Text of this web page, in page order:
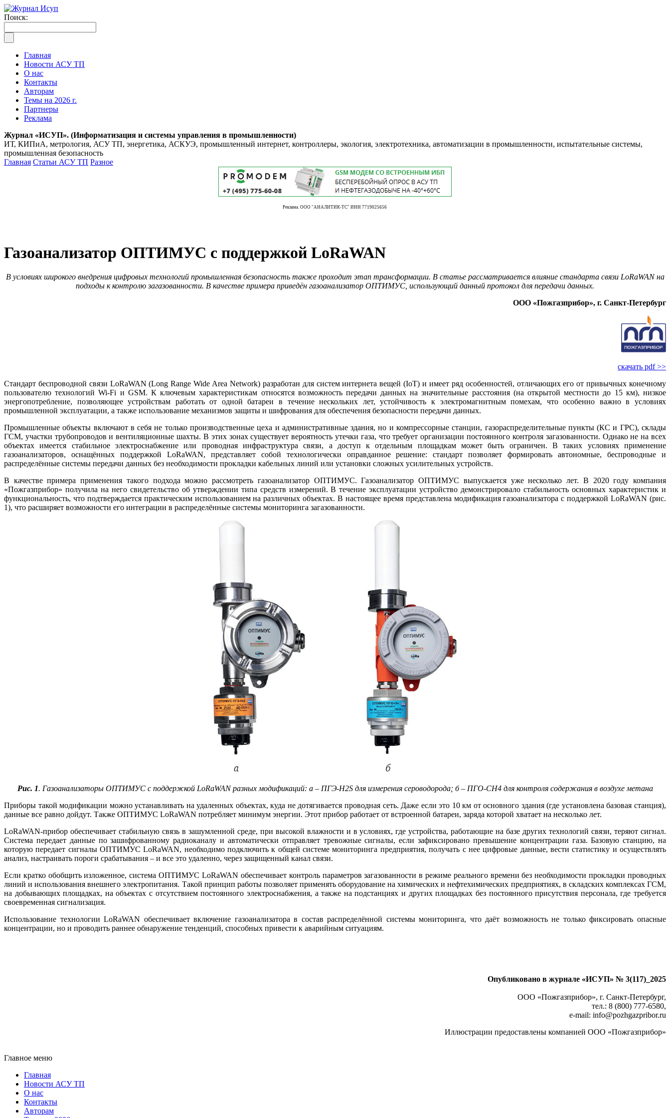
Поиск:
Главная
Новости АСУ ТП
О нас
Контакты
Авторам
Темы на 2026 г.
Партнеры
Реклама
Журнал «ИСУП». (Информатизация и системы управления в промышленности)
ИТ, КИПиА, метрология, АСУ ТП, энергетика, АСКУЭ, промышленный интернет, контроллеры, экология, электротехника, автоматизации в промышленности, испытательные системы,
промышленная безопасность
Главная Статьи АСУ ТП Разное
Реклама. ООО "АНАЛИТИК-ТС" ИНН 7719025656
Газоанализатор ОПТИМУС с поддержкой LoRaWAN
В условиях широкого внедрения цифровых технологий промышленная безопасность также проходит этап трансформации. В статье рассматривается влияние стандарта связи LoRaWAN на
подходы к контролю загазованности. В качестве примера приведён газоанализатор ОПТИМУС, использующий данный протокол для передачи данных.
ООО «Пожгазприбор», г. Санкт-Петербург
скачать pdf >>
Стандарт беспроводной связи LoRaWAN (Long Range Wide Area Network) разработан для систем интернета вещей (IoT) и имеет ряд особенностей, отличающих его от привычных конечному
пользователю технологий Wi-Fi и GSM. К ключевым характеристикам относятся возможность передачи данных на значительные расстояния (на открытой местности до 15 км), низкое
энергопотребление, позволяющее устройствам работать от одной батареи в течение нескольких лет, устойчивость к электромагнитным помехам, что особенно важно в условиях
промышленной эксплуатации, а также использование механизмов защиты и шифрования для обеспечения безопасности передачи данных.
Промышленные объекты включают в себя не только производственные цеха и административные здания, но и компрессорные станции, газораспределительные пункты (КС и ГРС), склады
ГСМ, участки трубопроводов и вентиляционные шахты. В этих зонах существует вероятность утечки газа, что требует организации постоянного контроля загазованности. Однако не на всех
объектах имеется стабильное электроснабжение или проводная инфраструктура связи, а доступ к отдельным площадкам может быть ограничен. В таких условиях применение
газоанализаторов, оснащённых поддержкой LoRaWAN, представляет собой технологически оправданное решение: стандарт позволяет формировать автономные, беспроводные и
распределённые системы передачи данных без необходимости прокладки кабельных линий или установки сложных усилительных устройств.
В качестве примера применения такого подхода можно рассмотреть газоанализатор ОПТИМУС. Газоанализатор ОПТИМУС выпускается уже несколько лет. В 2020 году компания
«Пожгазприбор» получила на него свидетельство об утверждении типа средств измерений. В течение эксплуатации устройство демонстрировало стабильность основных характеристик и
функциональность, что подтверждается практическим использованием на различных объектах. В настоящее время представлена модификация газоанализатора с поддержкой LoRaWAN (рис.
1), что расширяет возможности его интеграции в распределённые системы мониторинга загазованности.
Рис. 1. Газоанализаторы ОПТИМУС с поддержкой LoRaWAN разных модификаций: а – ПГЭ-H2S для измерения сероводорода; б – ПГО-CH4 для контроля содержания в воздухе метана
Приборы такой модификации можно устанавливать на удаленных объектах, ку­да не дотягивается проводная сеть. Да­же если это 10 км от основного здания (где установлена базовая станция),
данные все равно дойдут. Также ОПТИМУС LoRaWAN потребляет минимум энергии. Этот прибор работает от встроенной батареи, заряда которой хватает на несколько лет.
LoRaWAN-прибор обеспечивает стабильную связь в зашумленной среде, при высокой влажности и в условиях, где устройства, работающие на базе других технологий связи, теряют сигнал.
Система передает данные по зашифрованному радиоканалу и автоматически отправляет тревожные сигналы, если зафиксировано превышение концентрации газа. Базовую станцию, на
которую передает сигналы ОПТИМУС LoRa­WAN, необходимо подключить к общей системе мониторинга предприятия, получать с нее цифровые данные, вести статистику и осуществлять
анализ, настраивать пороги срабатывания – и все это удаленно, через защищенный канал связи.
Если кратко обобщить изложенное, система ОПТИМУС LoRaWAN обеспечивает контроль параметров загазованности в режиме реального времени без необходимости прокладки проводных
линий и использования внешнего электропитания. Такой принцип работы позволяет применять оборудование на химических и нефтехимических предприятиях, в складских комплексах ГСМ,
на добывающих площадках, на объектах с отсутствием постоянного электроснабжения, а также на подстанциях и других площадках без постоянного присутствия персонала, где требуется
своевременная сигнализация.
Использование технологии LoRaWAN обеспечивает включение газоанализатора в состав распределённой системы мониторинга, что даёт возможность не только фиксировать опасные
концентрации, но и проводить раннее обнаружение тенденций, способных привести к аварийным ситуациям.
Опубликовано в журнале «ИСУП» № 3(117)_2025
ООО «Пожгазприбор», г. Санкт-Петербург,
тел.: 8 (800) 777‑6580,
e‑mail: info@pozhgazpribor.ru
Иллюстрации предоставлены компанией ООО «Пожгазприбор»
Главное меню
Главная
Новости АСУ ТП
О нас
Контакты
Авторам